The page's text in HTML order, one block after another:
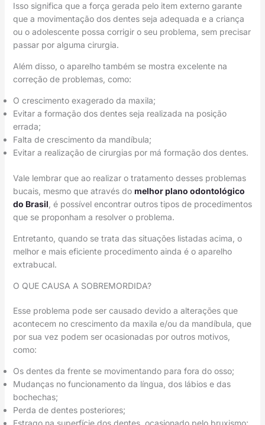
Isso significa que a força gerada pelo item externo garante
que a movimentação dos dentes seja adequada e a criança
ou o adolescente possa corrigir o seu problema, sem precisar
passar por alguma cirurgia.
Além disso, o aparelho também se mostra excelente na
correção de problemas, como:
O crescimento exagerado da maxila;
Evitar a formação dos dentes seja realizada na posição
errada;
Falta de crescimento da mandíbula;
Evitar a realização de cirurgias por má formação dos dentes.
Vale lembrar que ao realizar o tratamento desses problemas
bucais, mesmo que através do melhor plano odontológico
do Brasil, é possível encontrar outros tipos de procedimentos
que se proponham a resolver o problema.
Entretanto, quando se trata das situações listadas acima, o
melhor e mais eficiente procedimento ainda é o aparelho
extrabucal.
O QUE CAUSA A SOBREMORDIDA?
Esse problema pode ser causado devido a alterações que
acontecem no crescimento da maxila e/ou da mandíbula, que
por sua vez podem ser ocasionadas por outros motivos,
como:
Os dentes da frente se movimentando para fora do osso;
Mudanças no funcionamento da língua, dos lábios e das
bochechas;
Perda de dentes posteriores;